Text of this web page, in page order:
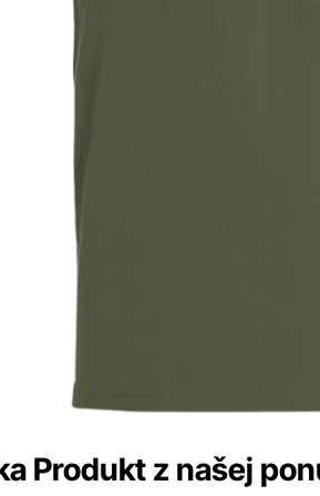
Produkt z našej